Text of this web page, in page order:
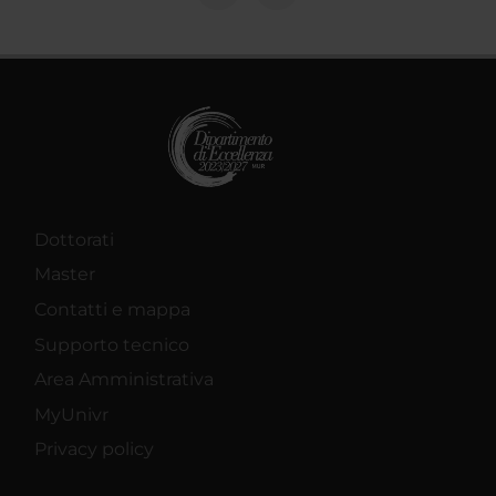
Dottorati
Master
Contatti e mappa
Supporto tecnico
Area Amministrativa
MyUnivr
Privacy policy